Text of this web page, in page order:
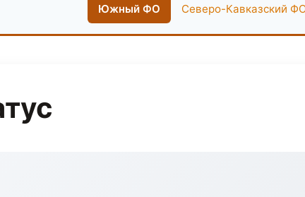
Южный ФО Северо-Кавказский